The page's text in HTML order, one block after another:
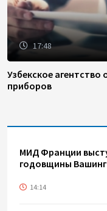
17:48
Узбекское агентство
приборов
МИД Франции
годовщины
14:14